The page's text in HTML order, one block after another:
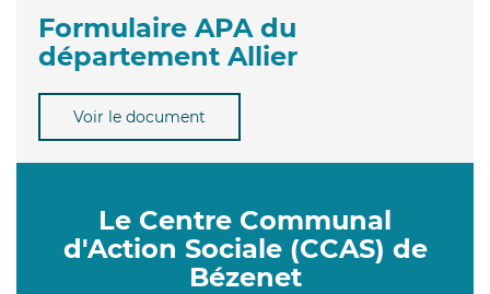
Formulaire APA du
département Allier
Voir le document
Le Centre Communal
d'Action Sociale (CCAS) de
Bézenet